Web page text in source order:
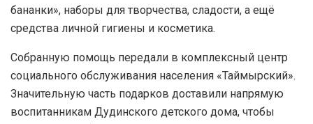
бананки», наборы для творчества, сладости, а ещё
средства личной гигиены и косметика.
Собранную помощь передали в комплексный центр
социального обслуживания населения «Таймырский».
Значительную часть подарков доставили напрямую
воспитанникам Дудинского детского дома, чтобы